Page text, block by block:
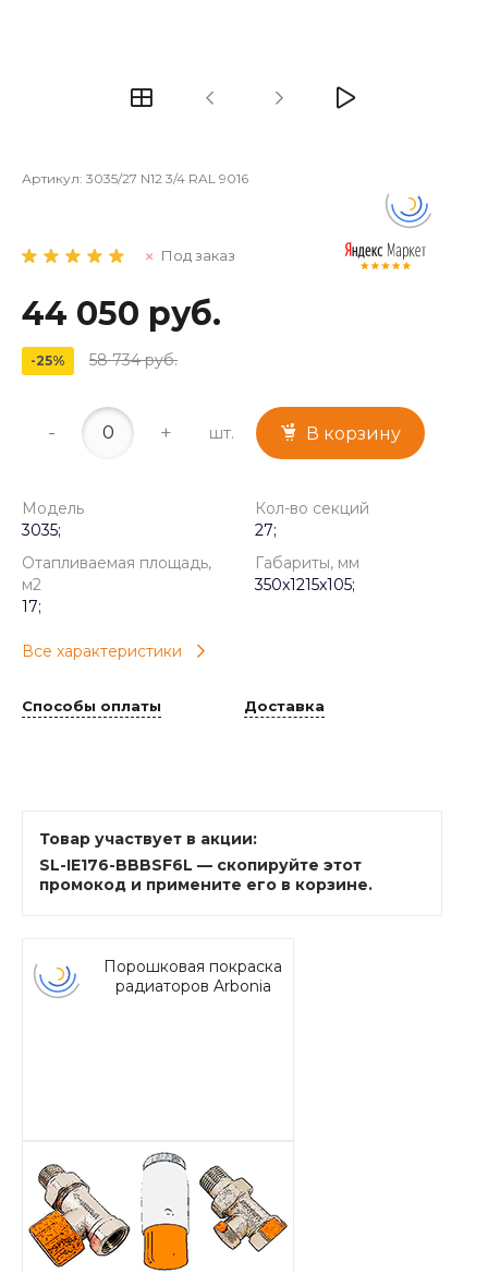
Артикул: 3035/27 N12 3/4 RAL 9016
Под заказ
44 050 руб.
-25% 58 734 руб.
- + шт. В корзину
Модель
3035;
Кол-во секций
27;
Отапливаемая площадь,
м2
17;
Габариты, мм
350x1215x105;
Все характеристики
Способы оплаты Доставка
Товар участвует в акции:
SL-IE176-BBBSF6L — скопируйте этот
промокод и примените его в корзине.
Порошковая покраска
радиаторов Arbonia